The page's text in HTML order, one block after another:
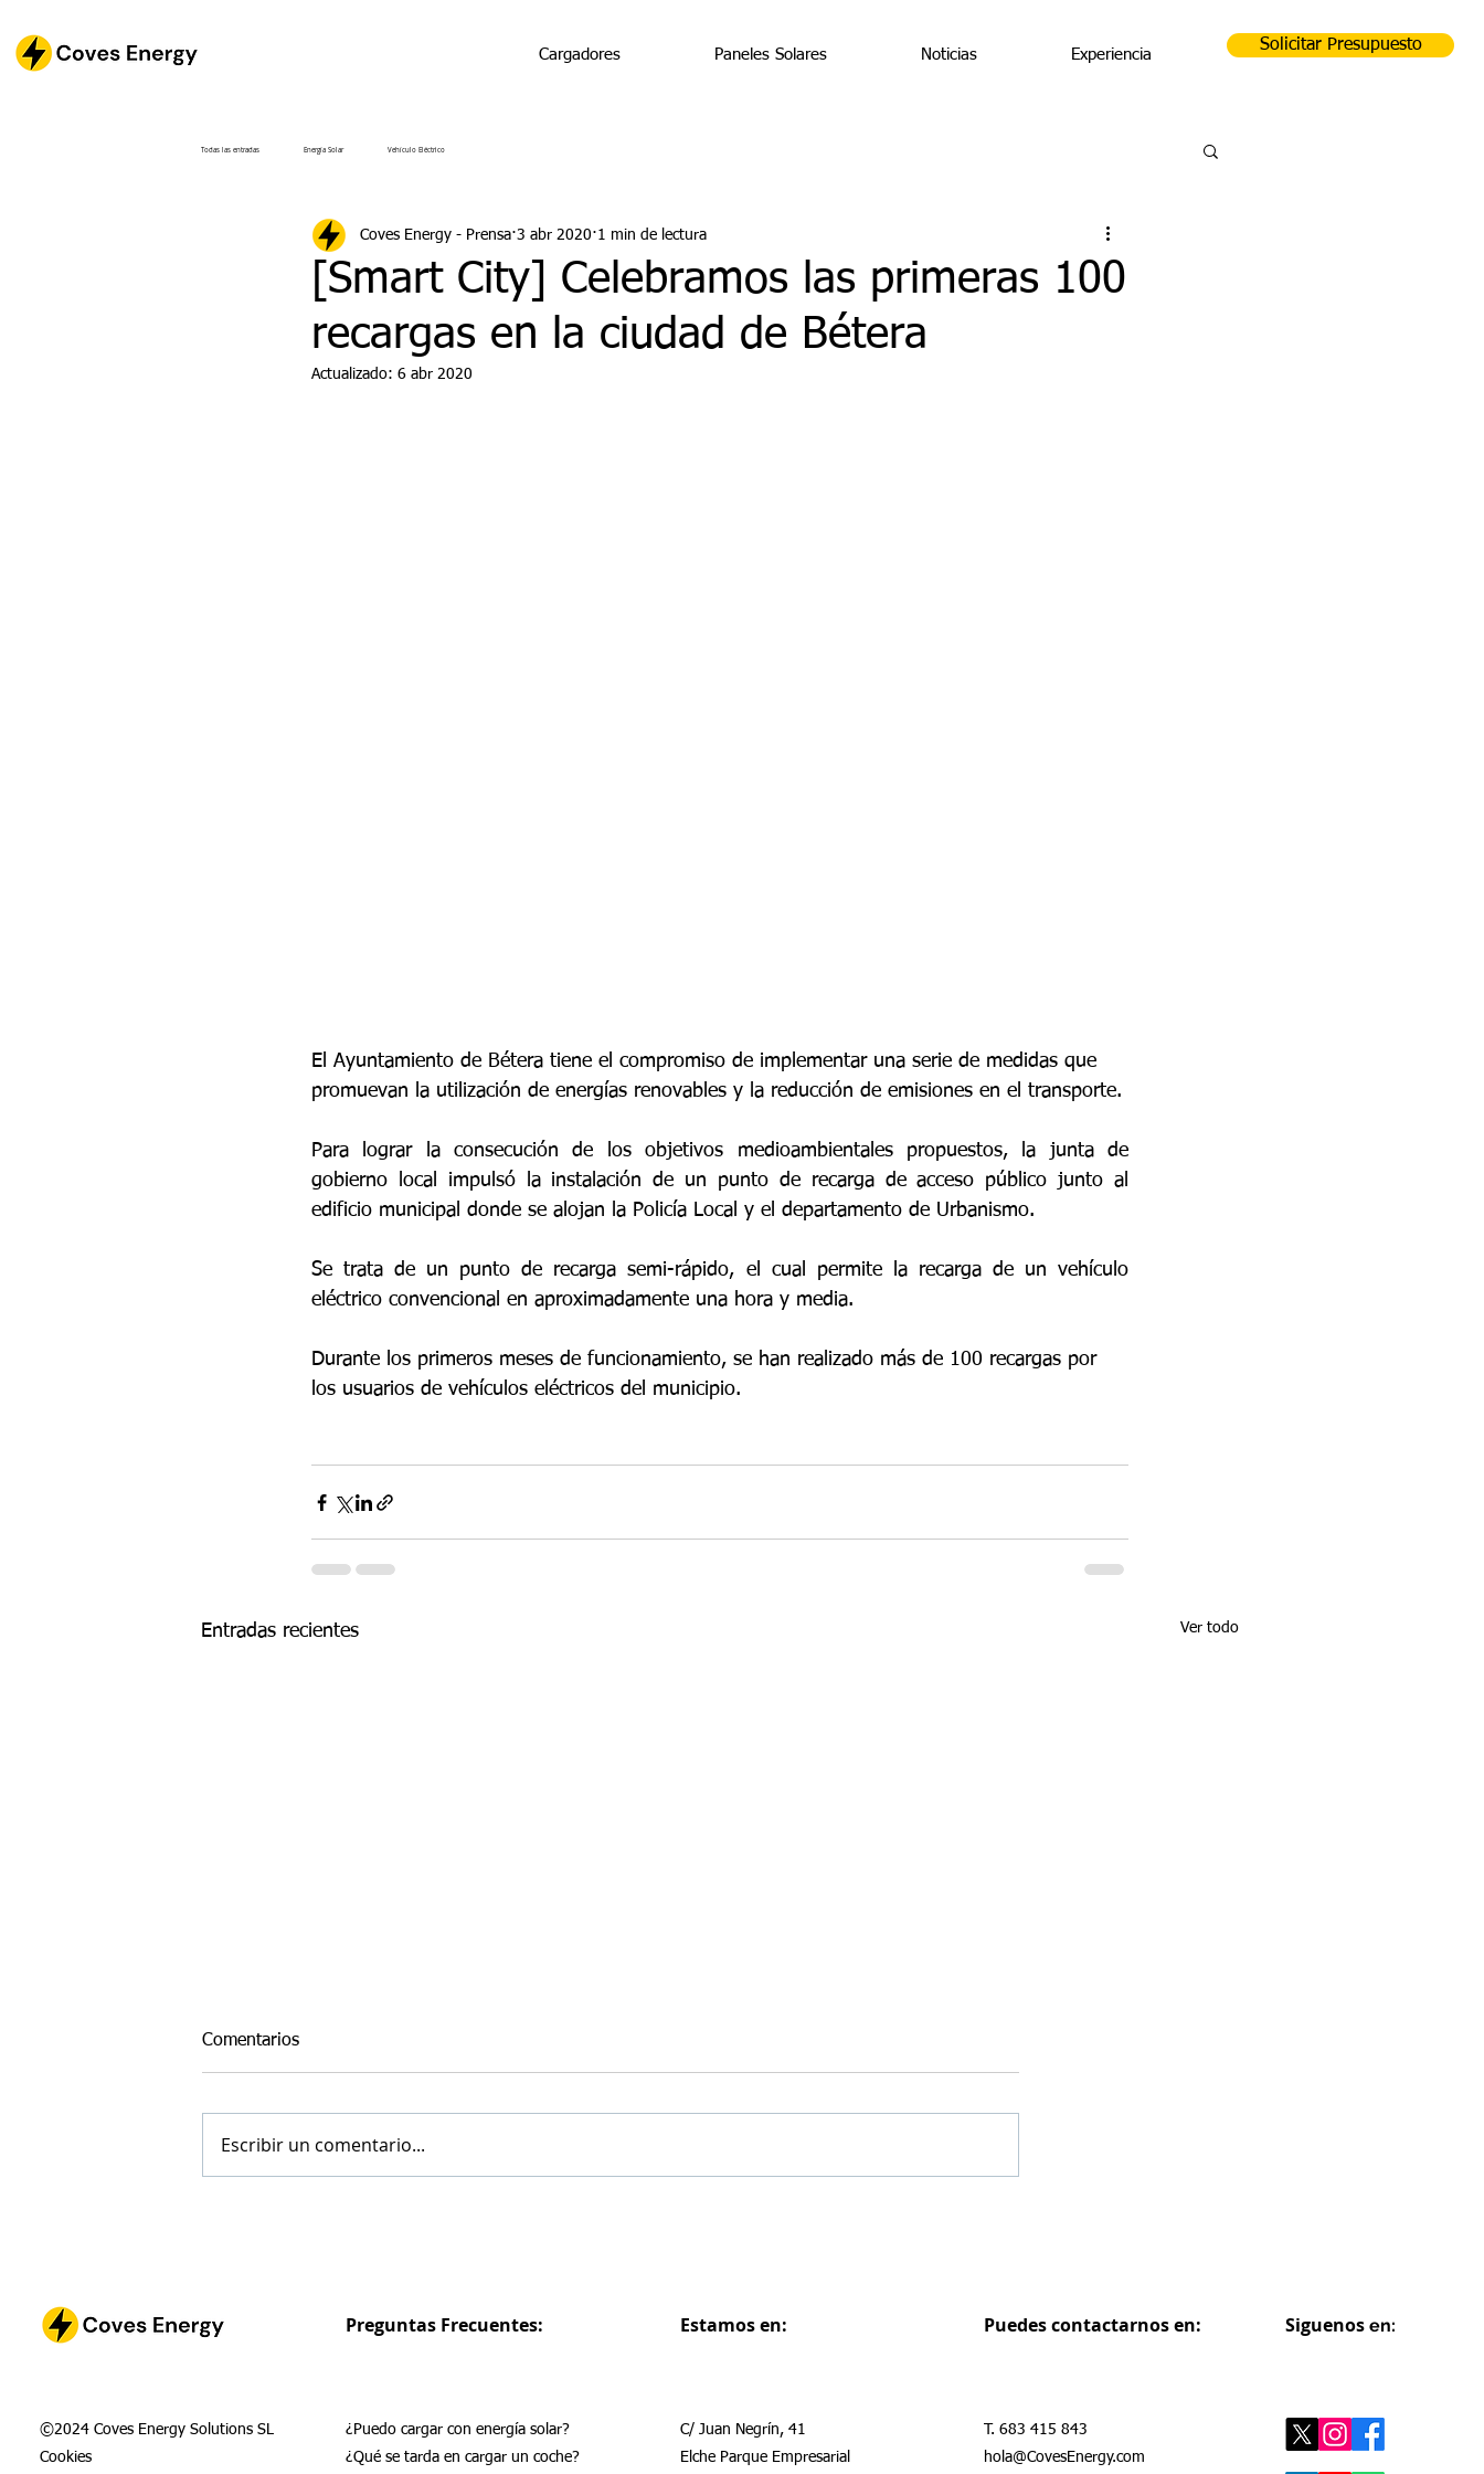
Cargadores Paneles Solares Noticias Experiencia
Solicitar Presupuesto
Todas las entradas Energía Solar Vehículo Eléctrico
[Smart City] Celebramos las primeras 100
recargas en la ciudad de Bétera
Coves Energy - Prensa 3 abr 2020 1 min de lectura
Actualizado: 6 abr 2020
El Ayuntamiento de Bétera tiene el compromiso de implementar una serie de medidas que
promuevan la utilización de energías renovables y la reducción de emisiones en el transporte.
Para lograr la consecución de los objetivos medioambientales propuestos, la junta de
gobierno local impulsó la instalación de un punto de recarga de acceso público junto al
edificio municipal donde se alojan la Policía Local y el departamento de Urbanismo.
Se trata de un punto de recarga semi-rápido, el cual permite la recarga de un vehículo
eléctrico convencional en aproximadamente una hora y media.
Durante los primeros meses de funcionamiento, se han realizado más de 100 recargas por
los usuarios de vehículos eléctricos del municipio.
Entradas recientes Ver todo
Comentarios
Escribir un comentario...
©2024 Coves Energy Solutions SL
Cookies
Preguntas Frecuentes:
¿Puedo cargar con energía solar?
¿Qué se tarda en cargar un coche?
Estamos en:
C/ Juan Negrín, 41
Elche Parque Empresarial
Puedes contactarnos en: Siguenos en:
T. 683 415 843
hola@CovesEnergy.com